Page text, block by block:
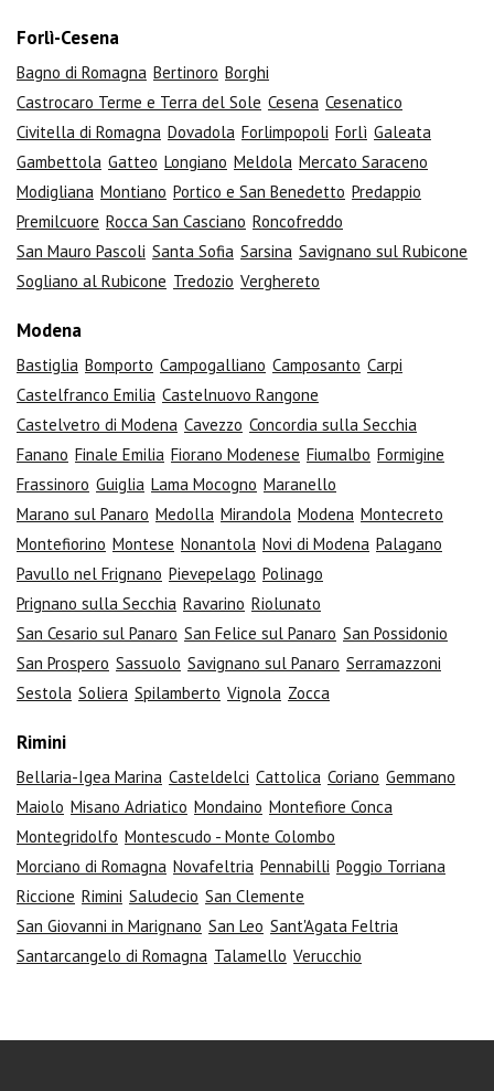
Forlì-Cesena
Bagno di Romagna Bertinoro Borghi
Castrocaro Terme e Terra del Sole Cesena Cesenatico
Civitella di Romagna Dovadola Forlimpopoli Forlì Galeata
Gambettola Gatteo Longiano Meldola Mercato Saraceno
Modigliana Montiano Portico e San Benedetto Predappio
Premilcuore Rocca San Casciano Roncofreddo
San Mauro Pascoli Santa Sofia Sarsina Savignano sul Rubicone
Sogliano al Rubicone Tredozio Verghereto
Modena
Bastiglia Bomporto Campogalliano Camposanto Carpi
Castelfranco Emilia Castelnuovo Rangone
Castelvetro di Modena Cavezzo Concordia sulla Secchia
Fanano Finale Emilia Fiorano Modenese Fiumalbo Formigine
Frassinoro Guiglia Lama Mocogno Maranello
Marano sul Panaro Medolla Mirandola Modena Montecreto
Montefiorino Montese Nonantola Novi di Modena Palagano
Pavullo nel Frignano Pievepelago Polinago
Prignano sulla Secchia Ravarino Riolunato
San Cesario sul Panaro San Felice sul Panaro San Possidonio
San Prospero Sassuolo Savignano sul Panaro Serramazzoni
Sestola Soliera Spilamberto Vignola Zocca
Rimini
Bellaria-Igea Marina Casteldelci Cattolica Coriano Gemmano
Maiolo Misano Adriatico Mondaino Montefiore Conca
Montegridolfo Montescudo - Monte Colombo
Morciano di Romagna Novafeltria Pennabilli Poggio Torriana
Riccione Rimini Saludecio San Clemente
San Giovanni in Marignano San Leo Sant'Agata Feltria
Santarcangelo di Romagna Talamello Verucchio